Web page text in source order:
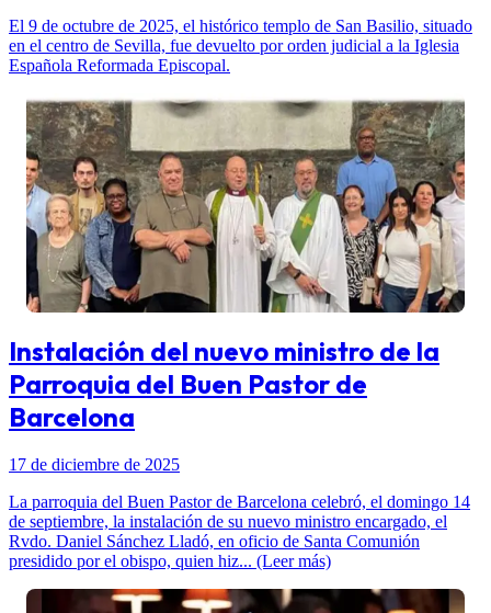
El 9 de octubre de 2025, el histórico templo de San Basilio, situado
en el centro de Sevilla, fue devuelto por orden judicial a la Iglesia
Española Reformada Episcopal.
Instalación del nuevo ministro de la
Parroquia del Buen Pastor de
Barcelona
17 de diciembre de 2025
La parroquia del Buen Pastor de Barcelona celebró, el domingo 14
de septiembre, la instalación de su nuevo ministro encargado, el
Rvdo. Daniel Sánchez Lladó, en oficio de Santa Comunión
presidido por el obispo, quien hiz... (Leer más)